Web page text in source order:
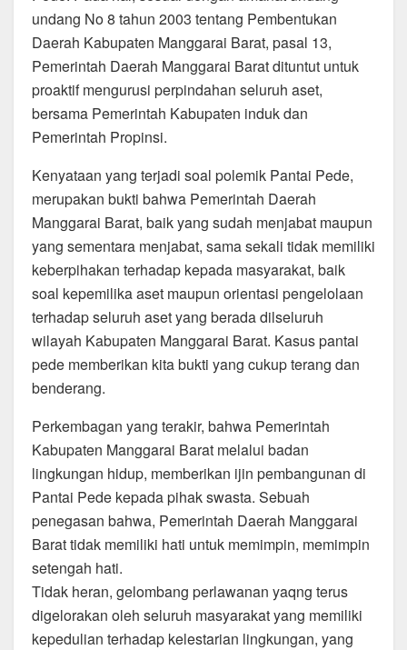
undang No 8 tahun 2003 tentang Pembentukan
Daerah Kabupaten Manggarai Barat, pasal 13,
Pemerintah Daerah Manggarai Barat dituntut untuk
proaktif mengurusi perpindahan seluruh aset,
bersama Pemerintah Kabupaten induk dan
Pemerintah Propinsi.
Kenyataan yang terjadi soal polemik Pantai Pede,
merupakan bukti bahwa Pemerintah Daerah
Manggarai Barat, baik yang sudah menjabat maupun
yang sementara menjabat, sama sekali tidak memiliki
keberpihakan terhadap kepada masyarakat, baik
soal kepemilika aset maupun orientasi pengelolaan
terhadap seluruh aset yang berada dilseluruh
wilayah Kabupaten Manggarai Barat. Kasus pantai
pede memberikan kita bukti yang cukup terang dan
benderang.
Perkembagan yang terakir, bahwa Pemerintah
Kabupaten Manggarai Barat melalui badan
lingkungan hidup, memberikan ijin pembangunan di
Pantai Pede kepada pihak swasta. Sebuah
penegasan bahwa, Pemerintah Daerah Manggarai
Barat tidak memiliki hati untuk memimpin, memimpin
setengah hati.
Tidak heran, gelombang perlawanan yaqng terus
digelorakan oleh seluruh masyarakat yang memiliki
kepedulian terhadap kelestarian lingkungan, yang